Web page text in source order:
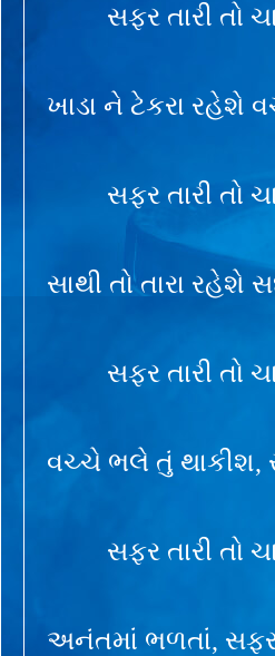
સફર તારી તો
ખાડા ને ટેકરા રહેશે
સફર તારી તો
સાથી તો તારા રહેશે
સફર તારી તો
વચ્ચે ભલે તું થાકીશ,
સફર તારી તો
અનંતમાં ભળતાં,